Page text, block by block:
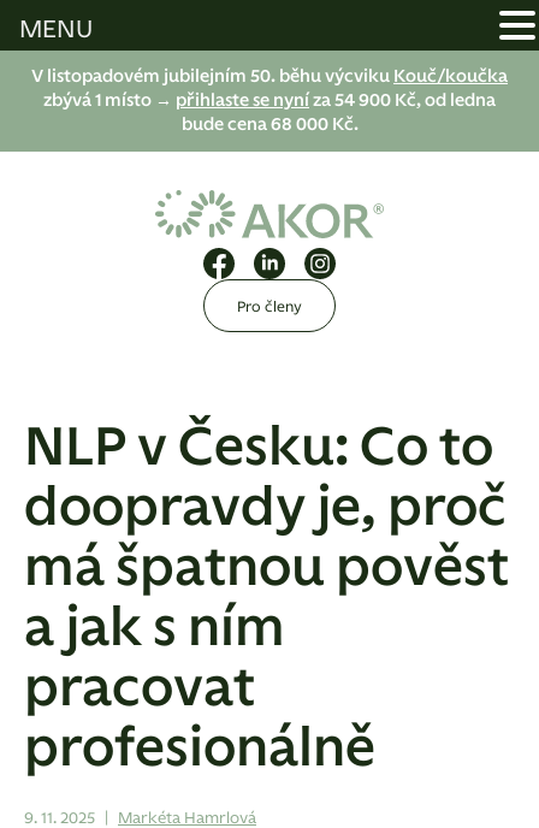
V listopadovém jubilejním 50. běhu výcviku Kouč/koučka
zbývá 1 místo → přihlaste se nyní za 54 900 Kč, od ledna
bude cena 68 000 Kč.
Pro členy
NLP v Česku: Co to
doopravdy je, proč
má špatnou pověst
a jak s ním
pracovat
profesionálně
9. 11. 2025 Markéta Hamrlová
MENU